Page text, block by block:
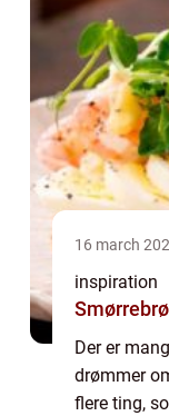
16 march
inspiration
Der er
drømmer
flere ting,